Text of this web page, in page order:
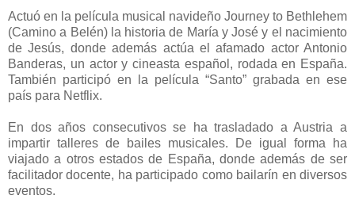
Actuó en la película musical navideño Journey to Bethlehem
(Camino a Belén) la historia de María y José y el nacimiento
de Jesús, donde además actúa el afamado actor Antonio
Banderas, un actor y cineasta español, rodada en España.
También participó en la película “Santo” grabada en ese
país para Netflix.
En dos años consecutivos se ha trasladado a Austria a
impartir talleres de bailes musicales. De igual forma ha
viajado a otros estados de España, donde además de ser
facilitador docente, ha participado como bailarín en diversos
eventos.